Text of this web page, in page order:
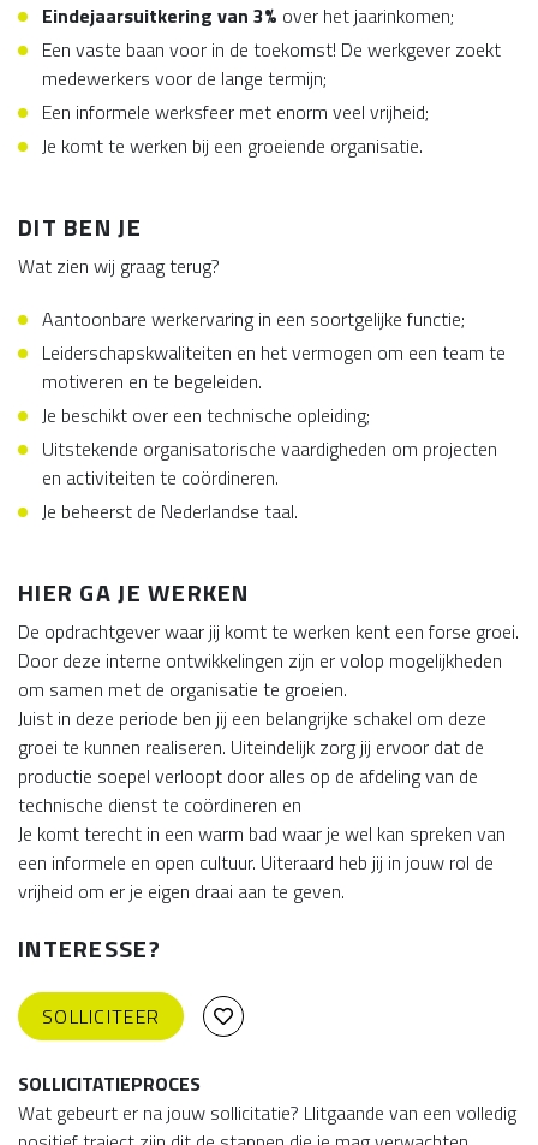
Eindejaarsuitkering van 3% over het jaarinkomen;
Een vaste baan voor in de toekomst! De werkgever zoekt
medewerkers voor de lange termijn;
Een informele werksfeer met enorm veel vrijheid;
Je komt te werken bij een groeiende organisatie.
DIT BEN JE
Wat zien wij graag terug?
Aantoonbare werkervaring in een soortgelijke functie;
Leiderschapskwaliteiten en het vermogen om een team te
motiveren en te begeleiden.
Je beschikt over een technische opleiding;
Uitstekende organisatorische vaardigheden om projecten
en activiteiten te coördineren.
Je beheerst de Nederlandse taal.
HIER GA JE WERKEN
De opdrachtgever waar jij komt te werken kent een forse groei.
Door deze interne ontwikkelingen zijn er volop mogelijkheden
om samen met de organisatie te groeien.
Juist in deze periode ben jij een belangrijke schakel om deze
groei te kunnen realiseren. Uiteindelijk zorg jij ervoor dat de
productie soepel verloopt door alles op de afdeling van de
technische dienst te coördineren en
Je komt terecht in een warm bad waar je wel kan spreken van
een informele en open cultuur. Uiteraard heb jij in jouw rol de
vrijheid om er je eigen draai aan te geven.
INTERESSE?
SOLLICITEER
SOLLICITATIEPROCES
Wat gebeurt er na jouw sollicitatie? Llitgaande van een volledig